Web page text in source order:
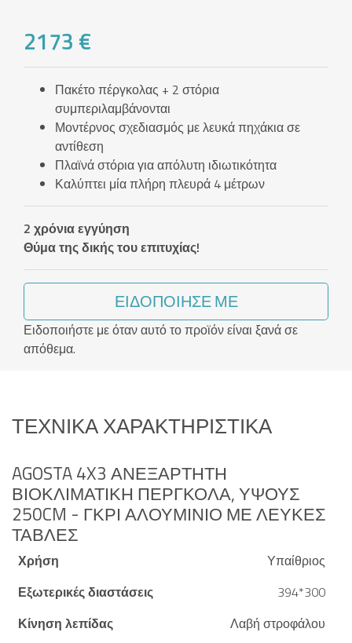
2173 €
Πακέτο πέργκολας + 2 στόρια
συμπεριλαμβάνονται
Μοντέρνος σχεδιασμός με λευκά πηχάκια σε
αντίθεση
Πλαϊνά στόρια για απόλυτη ιδιωτικότητα
Καλύπτει μία πλήρη πλευρά 4 μέτρων
2 χρόνια εγγύηση
Θύμα της δικής του επιτυχίας!
ΕΙΔΟΠΟΊΗΣΈ ΜΕ
Ειδοποιήστε με όταν αυτό το προϊόν είναι ξανά σε
απόθεμα.
ΤΕΧΝΙΚΆ ΧΑΡΑΚΤΗΡΙΣΤΙΚΆ
AGOSTA 4X3 ΑΝΕΞΆΡΤΗΤΗ
ΒΙΟΚΛΙΜΑΤΙΚΉ ΠΈΡΓΚΟΛΑ, ΎΨΟΥΣ
250CM - ΓΚΡΙ ΑΛΟΥΜΊΝΙΟ ΜΕ ΛΕΥΚΈΣ
ΤΆΒΛΕΣ
Χρήση
Υπαίθριος
Εξωτερικές διαστάσεις
394*300
Κίνηση λεπίδας
Λαβή στροφάλου